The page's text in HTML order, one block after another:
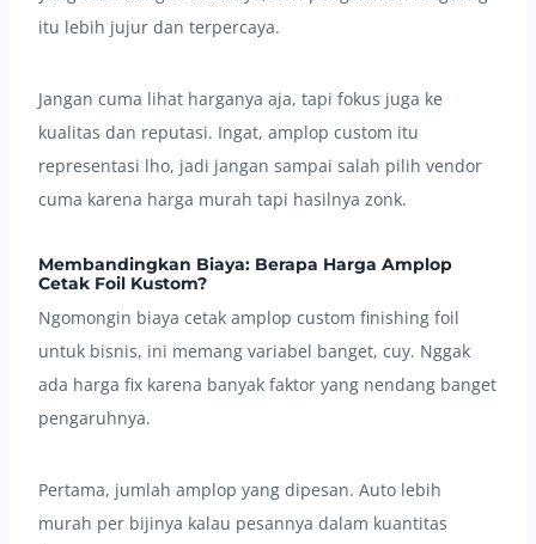
itu lebih jujur dan terpercaya.
Jangan cuma lihat harganya aja, tapi fokus juga ke
kualitas dan reputasi. Ingat, amplop custom itu
representasi lho, jadi jangan sampai salah pilih vendor
cuma karena harga murah tapi hasilnya zonk.
Membandingkan Biaya: Berapa Harga Amplop
Cetak Foil Kustom?
Ngomongin biaya cetak amplop custom finishing foil
untuk bisnis, ini memang variabel banget, cuy. Nggak
ada harga fix karena banyak faktor yang nendang banget
pengaruhnya.
Pertama, jumlah amplop yang dipesan. Auto lebih
murah per bijinya kalau pesannya dalam kuantitas